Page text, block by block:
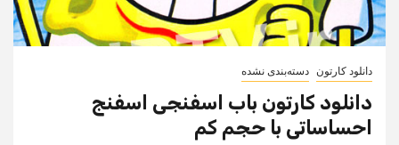
دانلود کارتون دسته‌بندی نشده
دانلود کارتون باب اسفنجی اسفنج
احساساتی با حجم کم